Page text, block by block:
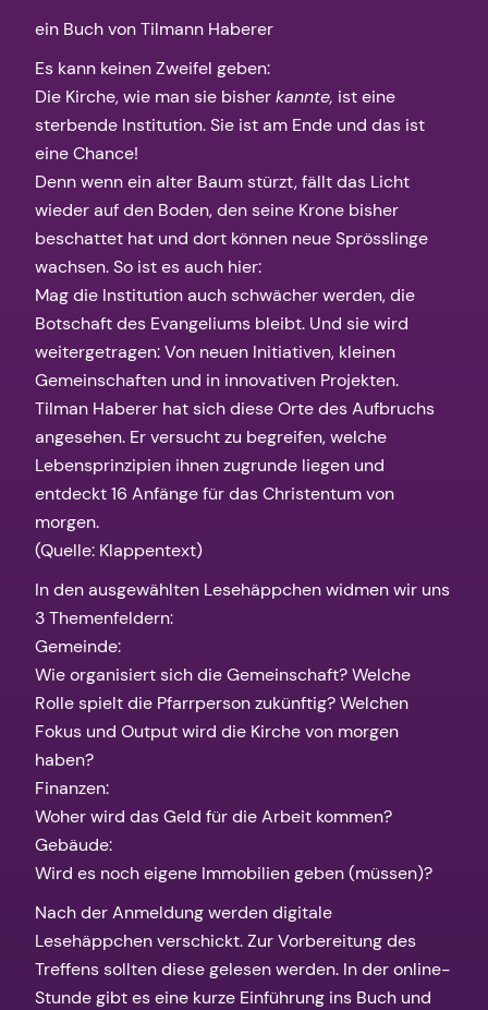
ein Buch von Tilmann Haberer
Es kann keinen Zweifel geben:
Die Kirche, wie man sie bisherkannte, ist eine
sterbende Institution. Sie ist am Ende und das ist
eine Chance!
Denn wenn ein alter Baum stürzt, fällt das Licht
wieder auf den Boden, den seine Krone bisher
beschattet hat und dort können neue Sprösslinge
wachsen. So ist es auch hier:
Mag die Institution auch schwächer werden, die
Botschaft des Evangeliums bleibt. Und sie wird
weitergetragen: Von neuen Initiativen, kleinen
Gemeinschaften und in innovativen Projekten.
Tilman Haberer hat sich diese Orte des Aufbruchs
angesehen. Er versucht zu begreifen, welche
Lebensprinzipien ihnen zugrunde liegen und
entdeckt 16 Anfänge für das Christentum von
morgen.
(Quelle: Klappentext)
In den ausgewählten Lesehäppchen widmen wir uns
3 Themenfeldern:
Gemeinde:
Wie organisiert sich die Gemeinschaft? Welche
Rolle spielt die Pfarrperson zukünftig? Welchen
Fokus und Output wird die Kirche von morgen
haben?
Finanzen:
Woher wird das Geld für die Arbeit kommen?
Gebäude:
Wird es noch eigene Immobilien geben (müssen)?
Nach der Anmeldung werden digitale
Lesehäppchen verschickt. Zur Vorbereitung des
Treffens sollten diese gelesen werden. In der online-
Stunde gibt es eine kurze Einführung ins Buch und